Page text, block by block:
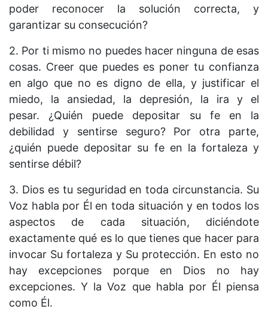
poder reconocer la solución correcta, y
garantizar su consecución?
2. Por ti mismo no puedes hacer ninguna de esas
cosas. Creer que puedes es poner tu confianza
en algo que no es digno de ella, y justificar el
miedo, la ansiedad, la depresión, la ira y el
pesar. ¿Quién puede depositar su fe en la
debilidad y sentirse seguro? Por otra parte,
¿quién puede depositar su fe en la fortaleza y
sentirse débil?
3. Dios es tu seguridad en toda circunstancia. Su
Voz habla por Él en toda situación y en todos los
aspectos de cada situación, diciéndote
exactamente qué es lo que tienes que hacer para
invocar Su fortaleza y Su protección. En esto no
hay excepciones porque en Dios no hay
excepciones. Y la Voz que habla por Él piensa
como Él.